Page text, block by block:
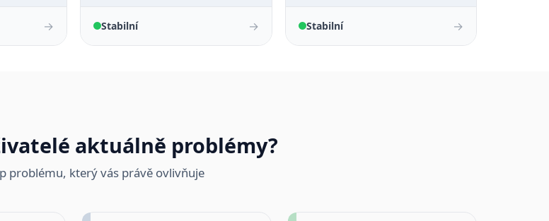
→ Stabilní → Stabilní →
aktuálně problémy?
problému, který vás právě ovlivňuje